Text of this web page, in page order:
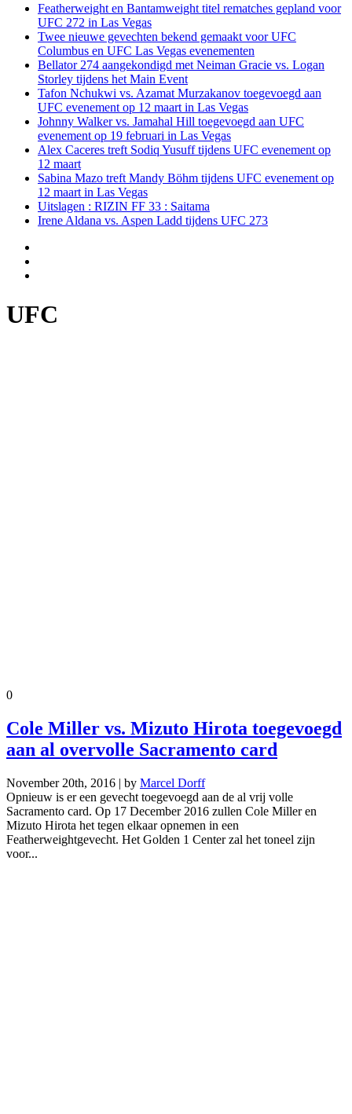
Featherweight en Bantamweight titel rematches gepland voor
UFC 272 in Las Vegas
Twee nieuwe gevechten bekend gemaakt voor UFC
Columbus en UFC Las Vegas evenementen
Bellator 274 aangekondigd met Neiman Gracie vs. Logan
Storley tijdens het Main Event
Tafon Nchukwi vs. Azamat Murzakanov toegevoegd aan
UFC evenement op 12 maart in Las Vegas
Johnny Walker vs. Jamahal Hill toegevoegd aan UFC
evenement op 19 februari in Las Vegas
Alex Caceres treft Sodiq Yusuff tijdens UFC evenement op
12 maart
Sabina Mazo treft Mandy Böhm tijdens UFC evenement op
12 maart in Las Vegas
Uitslagen : RIZIN FF 33 : Saitama
Irene Aldana vs. Aspen Ladd tijdens UFC 273
UFC
0
Cole Miller vs. Mizuto Hirota toegevoegd
aan al overvolle Sacramento card
November 20th, 2016 | by Marcel Dorff
Opnieuw is er een gevecht toegevoegd aan de al vrij volle
Sacramento card. Op 17 December 2016 zullen Cole Miller en
Mizuto Hirota het tegen elkaar opnemen in een
Featherweightgevecht. Het Golden 1 Center zal het toneel zijn
voor...